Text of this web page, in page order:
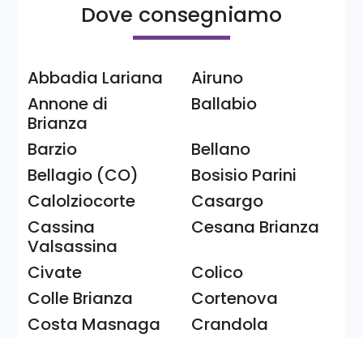
Dove consegniamo
Abbadia Lariana
Airuno
Annone di
Brianza
Ballabio
Barzio
Bellano
Bellagio (CO)
Bosisio Parini
Calolziocorte
Casargo
Cassina
Valsassina
Cesana Brianza
Civate
Colico
Colle Brianza
Cortenova
Costa Masnaga
Crandola